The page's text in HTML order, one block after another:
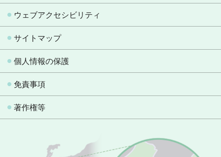
ウェブアクセシビリティ
サイトマップ
個人情報の保護
免責事項
著作権等